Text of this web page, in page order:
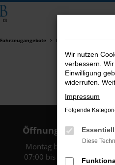
Fahrzeugangebote Fahrzeugsuche
Öffnungszeiten:
Montag bis Freitag:
07:00 bis 18:00 Uhr
Wir nutzen
verbessern.
Einwilligung
widerrufen.
Impressum
Folgende
Essentiell
Diese